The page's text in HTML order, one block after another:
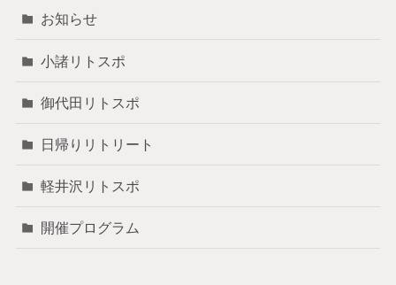
お知らせ
小諸リトスポ
御代田リトスポ
日帰りリトリート
軽井沢リトスポ
開催プログラム